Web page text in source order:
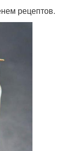
рецептов.